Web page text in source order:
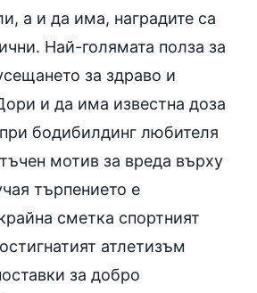
а и да има, наградите са
Най-голямата полза за
за здраво и
и да има известна доза
бодибилдинг любителя
мотив за вреда върху
търпението е
сметка спортният
атлетизъм
за добро